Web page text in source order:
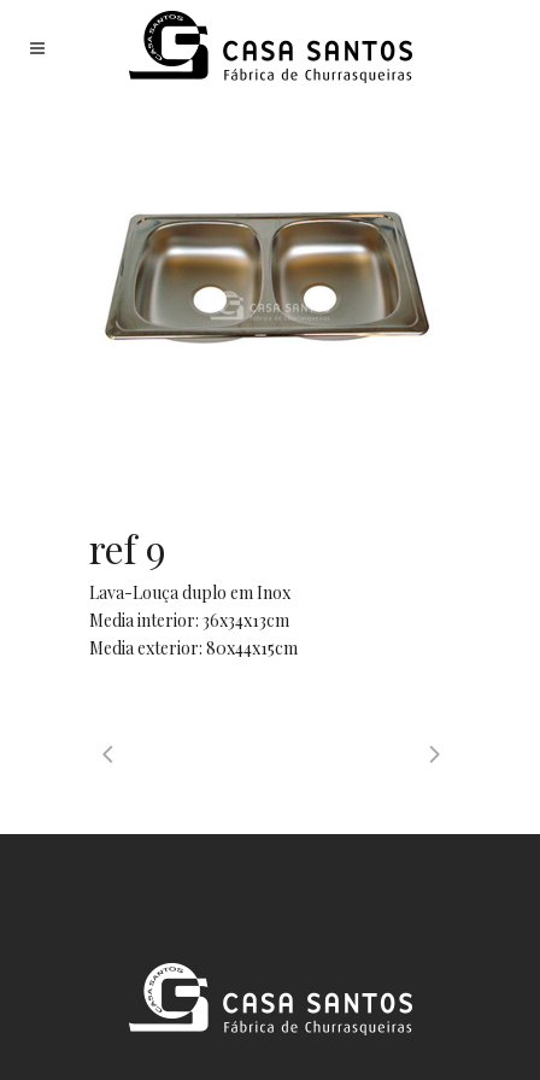
ref 9
Lava-Louça duplo em Inox
Media interior: 36x34x13cm
Media exterior: 80x44x15cm